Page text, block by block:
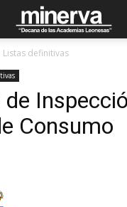
Listas definitivas
Consumo